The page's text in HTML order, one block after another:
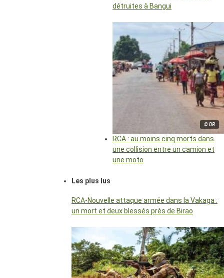
détruites à Bangui
© DR
RCA : au moins cinq morts dans
une collision entre un camion et
une moto
Les plus lus
RCA-Nouvelle attaque armée dans la Vakaga :
un mort et deux blessés près de Birao